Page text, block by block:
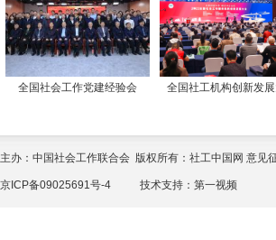
全国社会工作党建经验会 全国社工机构创新发
主办：中国社会工作联合会 版权所有：社工中国网 意
京ICP备09025691号-4 技术支持： 第一视频